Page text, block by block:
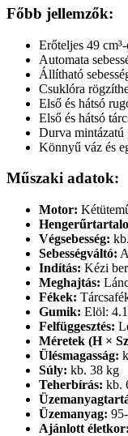
Főbb jellemzők:
Erőteljes 49
Automata
Állítható
Csuklóra
Első és hátsó
Első és hátsó
Durva mintázatú
Könnyű váz és
Műszaki adatok:
Motor:
Végsebesség:
Sebességváltó:
Indítás: Kézi
Meghajtás:
Fékek:
Gumik: Elöl:
Felfüggesztés:
Méretek (H ×
Ülésmagasság:
Súly: kb. 38 kg
Teherbírás: kb.
Üzemanyag:
Ajánlott életkor: